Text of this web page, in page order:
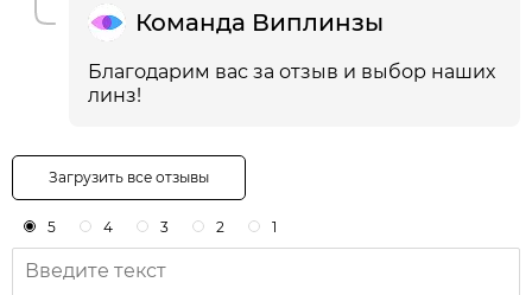
Команда Виплинзы
Благодарим вас за отзыв и выбор наших
линз!
Загрузить все отзывы
5 4 3 2 1